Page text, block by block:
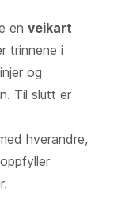
en veikart
trinnene i
og
Til slutt er
hverandre,